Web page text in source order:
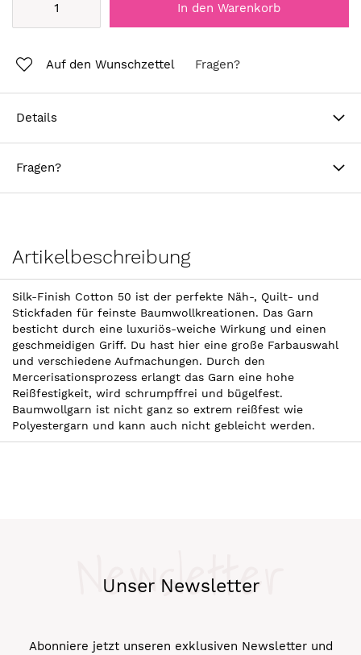
In den Warenkorb
Auf den Wunschzettel Fragen?
Details
Fragen?
Artikelbeschreibung
Silk-Finish Cotton 50 ist der perfekte Näh-, Quilt- und
Stickfaden für feinste Baumwollkreationen. Das Garn
besticht durch eine luxuriös-weiche Wirkung und einen
geschmeidigen Griff. Du hast hier eine große Farbauswahl
und verschiedene Aufmachungen. Durch den
Mercerisationsprozess erlangt das Garn eine hohe
Reißfestigkeit, wird schrumpffrei und bügelfest.
Baumwollgarn ist nicht ganz so extrem reißfest wie
Polyestergarn und kann auch nicht gebleicht werden.
Unser Newsletter
Newsletter
Abonniere jetzt unseren exklusiven Newsletter und